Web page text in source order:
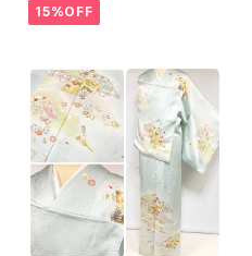
15%OFF